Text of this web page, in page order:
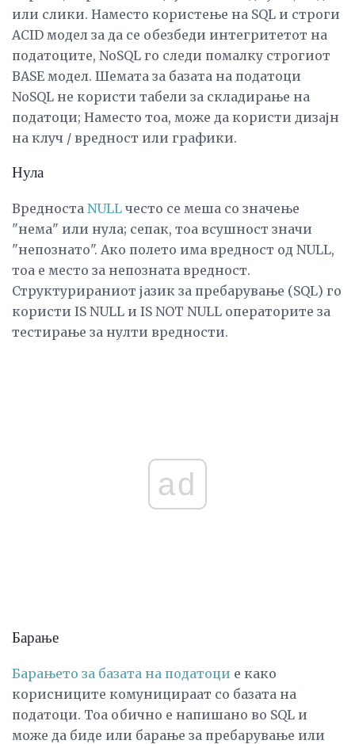
или слики. Наместо користење на SQL и строги
ACID модел за да се обезбеди интегритетот на
податоците, NoSQL го следи помалку строгиот
BASE модел. Шемата за базата на податоци
NoSQL не користи табели за складирање на
податоци; Наместо тоа, може да користи дизајн
на клуч / вредност или графики.
Нула
Вредноста NULL често се меша со значење
"нема" или нула; сепак, тоа всушност значи
"непознато". Ако полето има вредност од NULL,
тоа е место за непозната вредност.
Структурираниот јазик за пребарување (SQL) го
користи IS NULL и IS NOT NULL операторите за
тестирање за нулти вредности.
ad
Барање
Барањето за базата на податоци е како
корисниците комуницираат со базата на
податоци. Тоа обично е напишано во SQL и
може да биде или барање за пребарување или